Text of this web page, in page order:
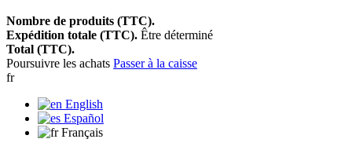
Nombre de produits (TTC).
Expédition totale (TTC). Être déterminé
Total (TTC).
Poursuivre les achats Passer à la caisse
fr
English
Español
Français